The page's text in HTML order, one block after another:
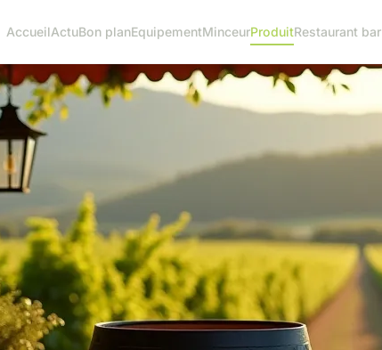
AccueilActuBon planEquipementMinceurProduitRestaurant bar